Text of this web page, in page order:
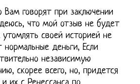
Вам говорят при заключении
что мой отзыв не будет
своей историей не
деньги, Если
независимую
скорее всего, но, придется